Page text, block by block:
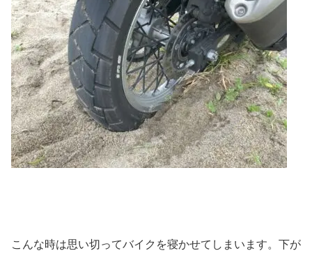
こんな時は思い切ってバイクを寝かせてしまいます。下が